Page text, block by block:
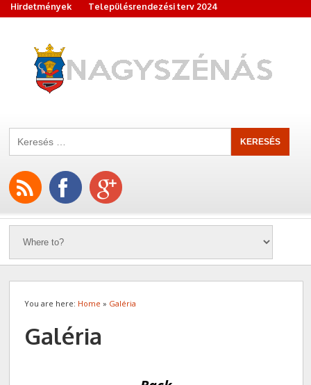
Hirdetmények
Településrendezési terv 2024
You are here: Home » Galéria
Galéria